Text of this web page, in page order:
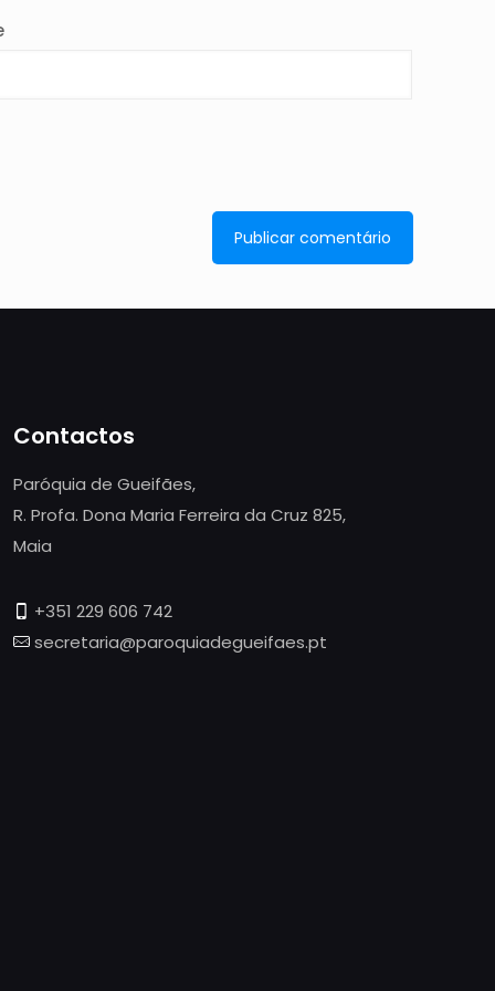
Contactos
Paróquia de Gueifães,
R. Profa. Dona Maria Ferreira da Cruz 825,
Maia
+351 229 606 742
secretaria@paroquiadegueifaes.pt